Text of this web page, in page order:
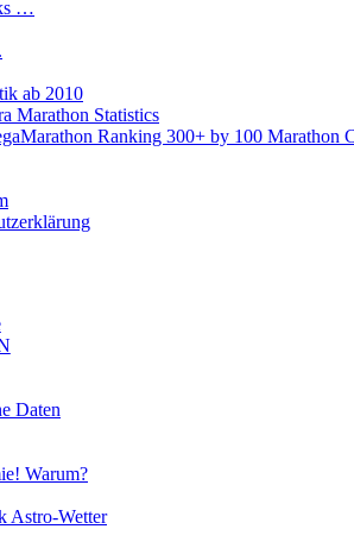
…
ab 2010
Marathon Statistics
Ranking 300+ by 100 Marathon
Daten
Warum?
Astro-Wetter